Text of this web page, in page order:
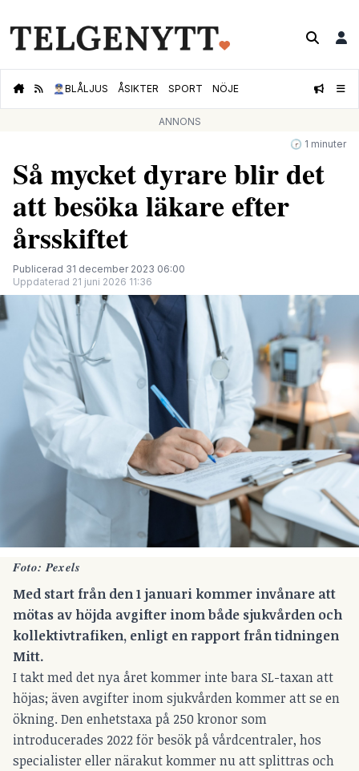
👮🏻‍♂️BLÅLJUS ÅSIKTER SPORT NÖJE
ANNONS
🕝 1 minuter
Så mycket dyrare blir det
att besöka läkare efter
årsskiftet
Publicerad 31 december 2023 06:00
Uppdaterad 21 juni 2026 11:36
Foto: Pexels
Med start från den 1 januari kommer invånare att
mötas av höjda avgifter inom både sjukvården och
kollektivtrafiken, enligt en rapport från tidningen
Mitt.
I takt med det nya året kommer inte bara SL-taxan att
höjas; även avgifter inom sjukvården kommer att se en
ökning. Den enhetstaxa på 250 kronor som
introducerades 2022 för besök på vårdcentraler, hos
specialister eller närakut kommer nu att splittras och